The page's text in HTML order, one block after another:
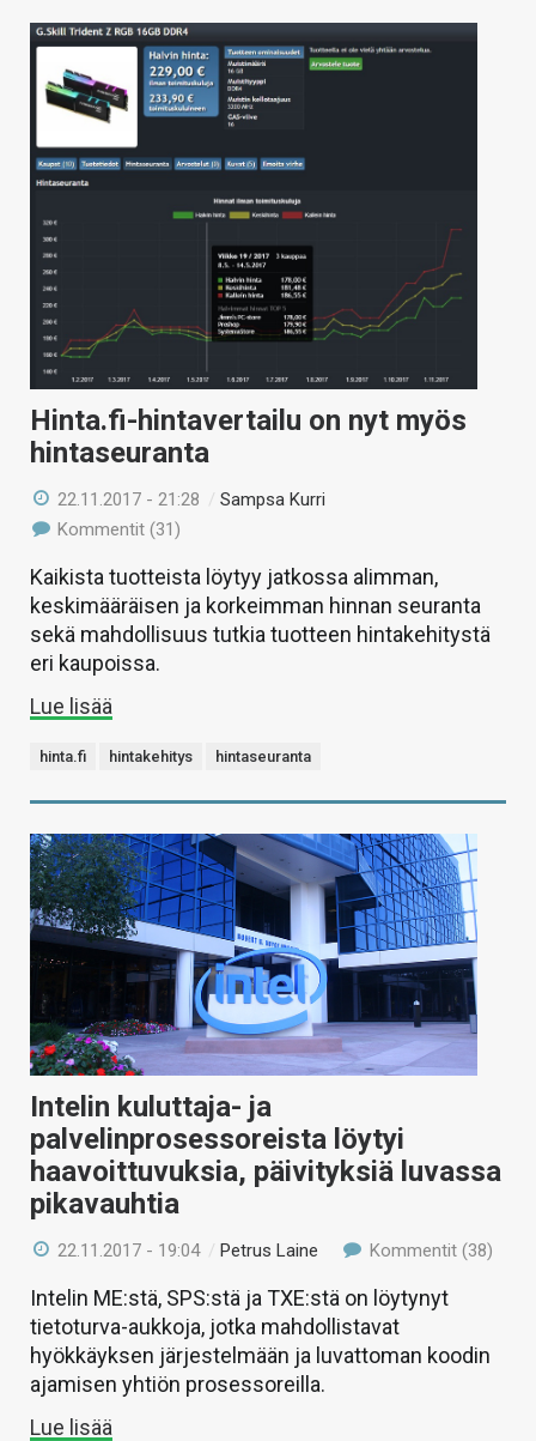
Hinta.fi-hintavertailu on nyt myös
hintaseuranta
22.11.2017 - 21:28 /Sampsa Kurri
Kommentit (31)
Kaikista tuotteista löytyy jatkossa alimman,
keskimääräisen ja korkeimman hinnan seuranta
sekä mahdollisuus tutkia tuotteen hintakehitystä
eri kaupoissa.
Lue lisää
hinta.fi hintakehitys hintaseuranta
Intelin kuluttaja- ja
palvelinprosessoreista löytyi
haavoittuvuksia, päivityksiä luvassa
pikavauhtia
22.11.2017 - 19:04 /Petrus Laine Kommentit (38)
Intelin ME:stä, SPS:stä ja TXE:stä on löytynyt
tietoturva-aukkoja, jotka mahdollistavat
hyökkäyksen järjestelmään ja luvattoman koodin
ajamisen yhtiön prosessoreilla.
Lue lisää